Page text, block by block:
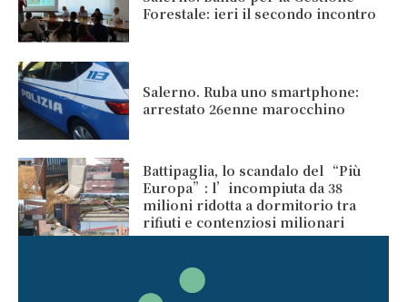
Forestale: ieri il secondo incontro
Salerno. Ruba uno smartphone:
arrestato 26enne marocchino
Battipaglia, lo scandalo del “Più
Europa”: l’incompiuta da 38
milioni ridotta a dormitorio tra
rifiuti e contenziosi milionari